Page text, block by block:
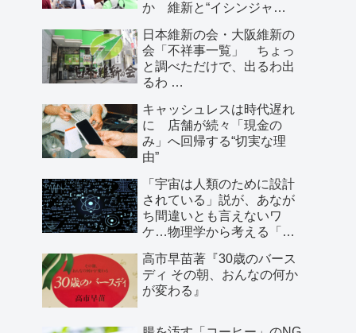
か 維新と“イシンジャ
る、大阪で起きていること
日本維新の会・大阪維新の
会「不祥事一覧」 ちょっ
と調べただけで、出るわ出
るわ …
キャッシュレスは時代遅れ
に 店舗が続々「現金の
み」へ回帰する“切実な理
由”
「宇宙は人類のために設計
されている」説が、あなが
ち間違いとも言えないワ
ケ…物理学から考える「こ
高市早苗著『30歳のバース
ディ その朝、おんなの何か
が変わる』